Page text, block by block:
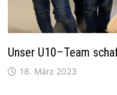
Unser U10–Team
18. März 2023